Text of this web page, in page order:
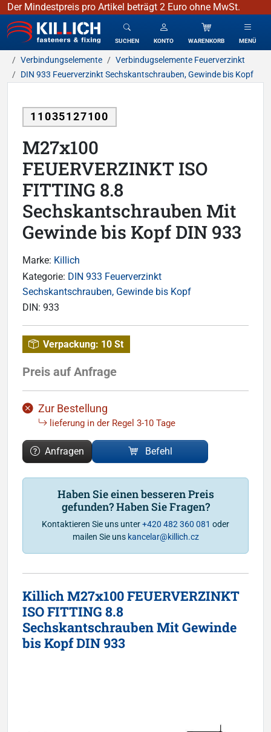
Der Mindestpreis pro Artikel beträgt 2 Euro ohne MwSt.
KILLICH - Verbindungselemente
SUCHEN KONTO WARENKORB MENÜ
Verbindungselemente
Verbindugselemente Feuerverzinkt
DIN 933 Feuerverzinkt Sechskantschrauben, Gewinde bis Kopf
11035127100
M27x100
FEUERVERZINKT ISO
FITTING 8.8
Sechskantschrauben Mit
Gewinde bis Kopf DIN 933
Marke: Killich
Kategorie: DIN 933 Feuerverzinkt
Sechskantschrauben, Gewinde bis Kopf
DIN: 933
Verpackung: 10 St
Preis auf Anfrage
Zur Bestellung
lieferung in der Regel 3-10 Tage
Anfragen Befehl
Haben Sie einen besseren Preis
gefunden? Haben Sie Fragen?
Kontaktieren Sie uns unter+420 482 360 081 oder
mailen Sie uns kancelar@killich.cz
Killich M27x100 FEUERVERZINKT
ISO FITTING 8.8
Sechskantschrauben Mit Gewinde
bis Kopf DIN 933